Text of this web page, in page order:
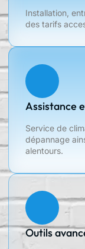
Installation,
des tarifs
Assistance
Service de
dépannage
alentours.
Outils